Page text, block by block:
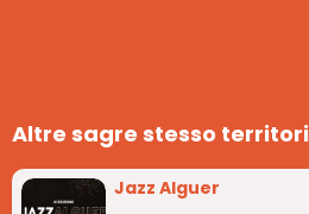
Altre sagre stesso
Jazz Alguer